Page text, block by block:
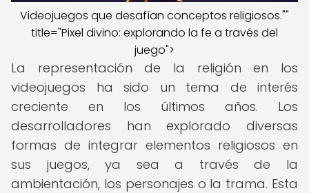
Videojuegos que desafían conceptos religiosos.""
title="Pixel divino: explorando la fe a través del
juego">
La representación de la religión en los
videojuegos ha sido un tema de interés
creciente en los últimos años. Los
desarrolladores han explorado diversas
formas de integrar elementos religiosos en
sus juegos, ya sea a través de la
ambientación, los personajes o la trama. Esta